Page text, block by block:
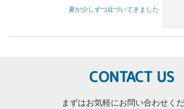
夏が少しずつ近づいてきました
CONTACT US
まずはお気軽にお問い合わせく